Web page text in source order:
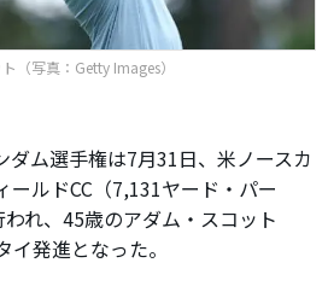
（写真：Getty Images）
ム選手権は7月31日、米ノースカ
ールドCC（7,131ヤード・パー
れ、45歳のアダム・スコット
イ発進となった。